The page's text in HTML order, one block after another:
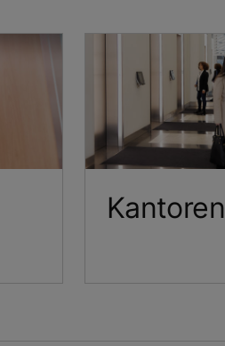
Kantoren